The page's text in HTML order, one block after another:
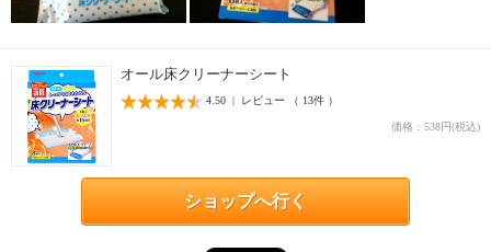
オール床クリーナーシート
4.50 | レビュー （ 13件 ）
価格：538円(税込)
ショップへ行く